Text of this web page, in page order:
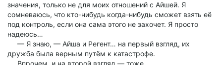
значения, только не для моих отношений с Айшей. Я
сомневаюсь, что кто-нибудь когда-нибудь сможет взять её
под контроль, если она сама этого не захочет. Я просто
надеюсь…
— Я знаю, — Айша и Регент… на первый взгляд, их
дружба была верным путём к катастрофе.
Впрочем, и на второй взгляд — тоже.